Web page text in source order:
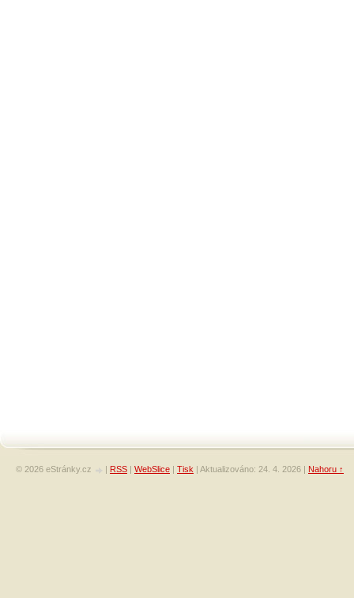
© 2026 eStránky.cz | RSS | WebSlice | Tisk | Aktualizováno: 24. 4. 2026 | Nahoru ↑